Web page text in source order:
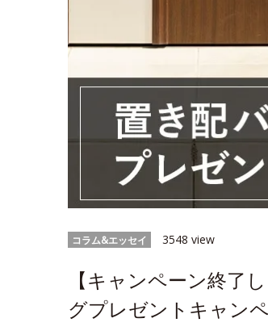
コラム&エッセイ 3548 view
【キャンペーン終了
グプレゼントキャン